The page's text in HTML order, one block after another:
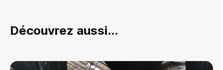
Découvrez aussi...